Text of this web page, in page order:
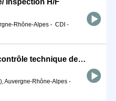
Inspection H/F
Rhône-Alpes - CDI -
Ingénieur bâtiment en contrôle technique de construction H/F
Auvergne-Rhône-Alpes -